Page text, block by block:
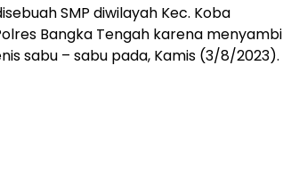
SMP diwilayah Kec. Koba
Bangka Tengah karena menyambi
sabu – sabu pada, Kamis (3/8/2023).